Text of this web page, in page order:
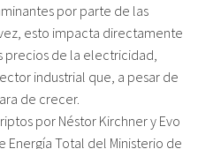
por parte de las
esto impacta directamente
precios de la electricidad,
industrial que, a pesar de
de crecer.
por Néstor Kirchner y Evo
Energía Total del Ministerio de